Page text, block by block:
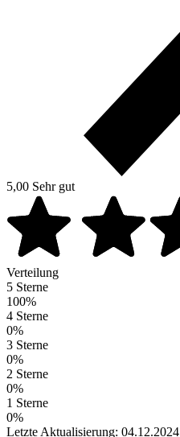
5,00 Sehr gut
Verteilung
5 Sterne
100%
4 Sterne
0%
3 Sterne
0%
2 Sterne
0%
1 Sterne
0%
Letzte Aktualisierung: 04.12.2024